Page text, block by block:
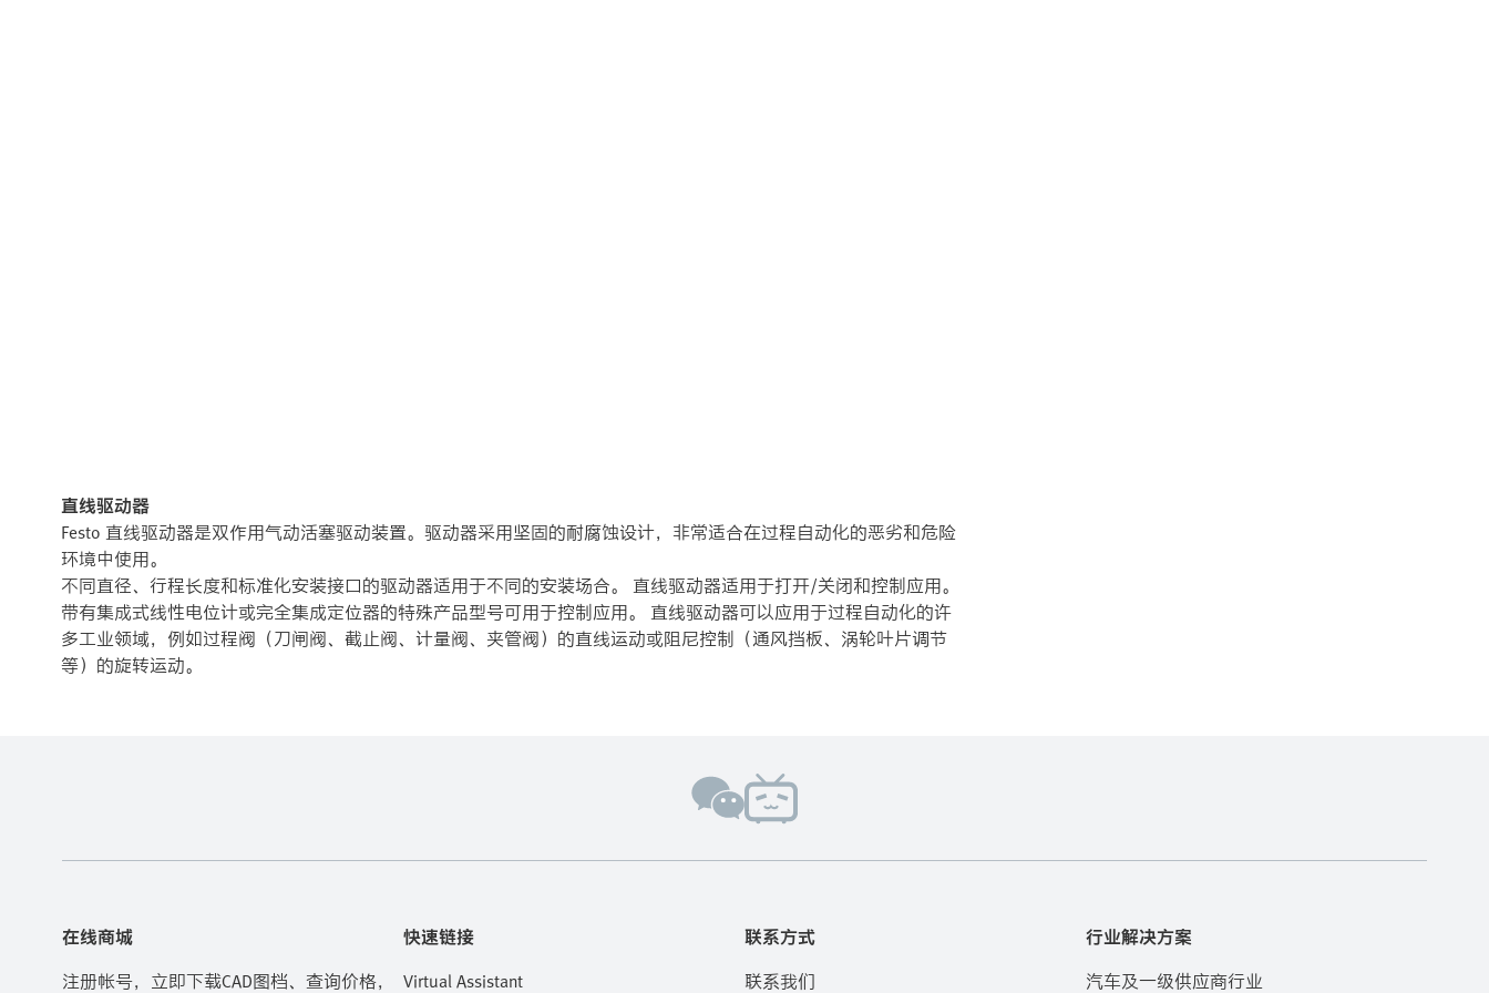
直线驱动器
Festo 直线驱动器是双作用气动活塞驱动装置。驱动器采用坚固的耐腐蚀设计，非常适合在过程自动化的恶劣和危险
环境中使用。
不同直径、行程长度和标准化安装接口的驱动器适用于不同的安装场合。 直线驱动器适用于打开/关闭和控制应用。
带有集成式线性电位计或完全集成定位器的特殊产品型号可用于控制应用。 直线驱动器可以应用于过程自动化的许
多工业领域，例如过程阀（刀闸阀、截止阀、计量阀、夹管阀）的直线运动或阻尼控制（通风挡板、涡轮叶片调节
等）的旋转运动。
在线商城
注册帐号，立即下载CAD图档、查询价格，
快速链接
Virtual Assistant
联系方式
联系我们
行业解决方案
汽车及一级供应商行业